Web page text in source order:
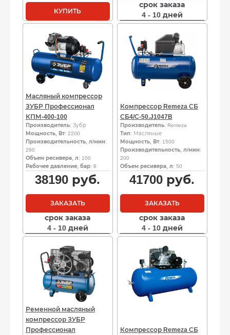
КУПИТЬ
срок заказа
4 - 10 дней
Масляный компрессор
ЗУБР Профессионал
КПМ-400-100
Производитель: Зубр
Мощность, Вт: 2200
Производительность, л/мин:
260
Объем ресивера, л: 100
Рабочее давление, бар: 8
38190 руб.
ЗАКАЗАТЬ
срок заказа
4 - 10 дней
Компрессор Remeza СБ
СБ4/С-50.J1047B
Производитель: Remeza
Тип: Масляные
Мощность, Вт: 1500
Производительность, л/мин:
200
Объем ресивера, л: 50
41700 руб.
ЗАКАЗАТЬ
срок заказа
4 - 10 дней
Ременной масляный
компрессор ЗУБР
Профессионал
Компрессор Remeza СБ